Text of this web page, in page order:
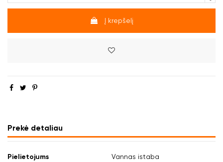
Į krepšelį
Prekė detaliau
Pielietojums Vannas istaba